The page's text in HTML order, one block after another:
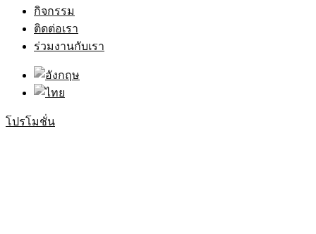
กิจกรรม
ติดต่อเรา
ร่วมงานกับเรา
โปรโมชั่น